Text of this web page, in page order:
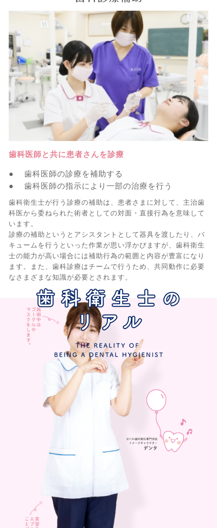
歯科医師と共に患者さんを診療
● 歯科医師の診療を補助する
● 歯科医師の指示により一部の治療を行う
歯科衛生士が行う診療の補助は、患者さまに対して、主治歯
科医から委ねられた術者としての対面・直接行為を意味して
います。
診療の補助というとアシスタントとして器具を渡したり、バ
キュームを行うといった作業が思い浮かびますが、歯科衛生
士の能力が高い場合には補助行為の範囲と内容が豊富になり
ます。また、歯科診療はチームで行うため、共同動作に必要
なさまざまな知識が必要とされます。